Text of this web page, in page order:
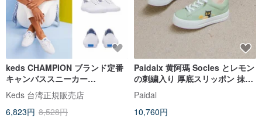
keds CHAMPION ブランド定番
キャンバススニーカー
9191W110002 (WF34000)
Keds 台湾正規販売店
6,823円 8,528円
Paidalx 黄阿瑪 Socles とレモン
の刺繍入り 厚底スリッポン 抹茶
グリーン
Paidal
10,760円